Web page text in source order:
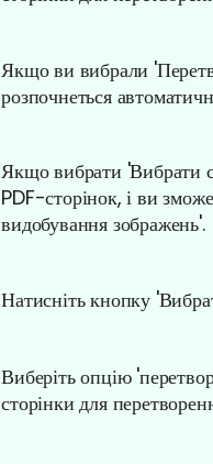
Якщо ви вибрали
розпочнеться
Якщо вибрати 'Вибрати
PDF-сторінок, і ви
видобування зображень'.
Натисніть кнопку
Виберіть опцію
сторінки для